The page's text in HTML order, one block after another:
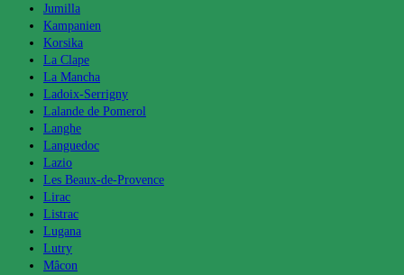
Jumilla
Kampanien
Korsika
La Clape
La Mancha
Ladoix-Serrigny
Lalande de Pomerol
Langhe
Languedoc
Lazio
Les Beaux-de-Provence
Lirac
Listrac
Lugana
Lutry
Mâcon